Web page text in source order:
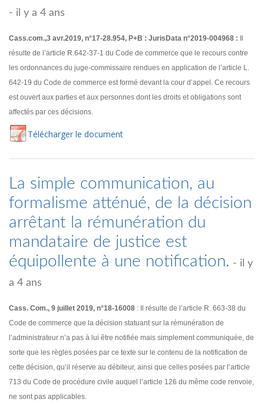
- il y a 4 ans
Cass.com.,3 avr.2019, n°17-28.954, P+B : JurisData n°2019-004968 :
résulte de l’article R.642-37-1 du Code de commerce que le recours contre
les ordonnances du juge-commissaire rendues en application de l’article L.
642-19 du Code de commerce est formé devant la cour d’appel. Ce recours
est ouvert aux parties et aux personnes dont les droits et obligations sont
affectés par ces décisions.
Télécharger le document
La simple communication, au
formalisme atténué, de la décision
arrêtant la rémunération du
mandataire de justice est
équipollente à une notification. - il y
a 4 ans
Cass. Com., 9 juillet 2019, n°18-16008 : Il résulte de l’article R. 663-38 du
Code de commerce que la décision statuant sur la rémunération de
l’administrateur n’a pas à lui être notifiée mais simplement communiquée, de
sorte que les règles posées par ce texte sur le contenu de la notification de
cette décision, qu’il réserve au débiteur, ainsi que celles posées par l’article
713 du Code de procédure civile auquel l’article 126 du même code renvoie,
ne sont pas applicables.